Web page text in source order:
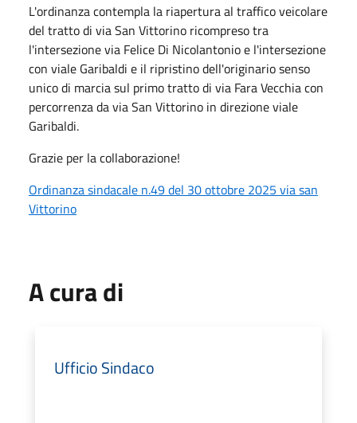
L'ordinanza contempla la riapertura al traffico veicolare
del tratto di via San Vittorino ricompreso tra
l'intersezione via Felice Di Nicolantonio e l'intersezione
con viale Garibaldi e il ripristino dell'originario senso
unico di marcia sul primo tratto di via Fara Vecchia con
percorrenza da via San Vittorino in direzione viale
Garibaldi.
Grazie per la collaborazione!
Ordinanza sindacale n.49 del 30 ottobre 2025 via san
Vittorino
A cura di
Ufficio Sindaco